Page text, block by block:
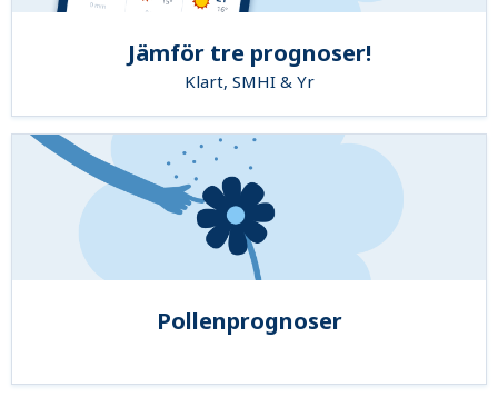
Jämför tre prognoser!
Klart, SMHI & Yr
Pollenprognoser